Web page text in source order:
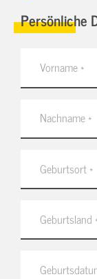
Persönliche